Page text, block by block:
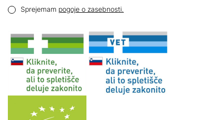
Pogoji zasebnosti
Sprejemam pogoje o zasebnosti.